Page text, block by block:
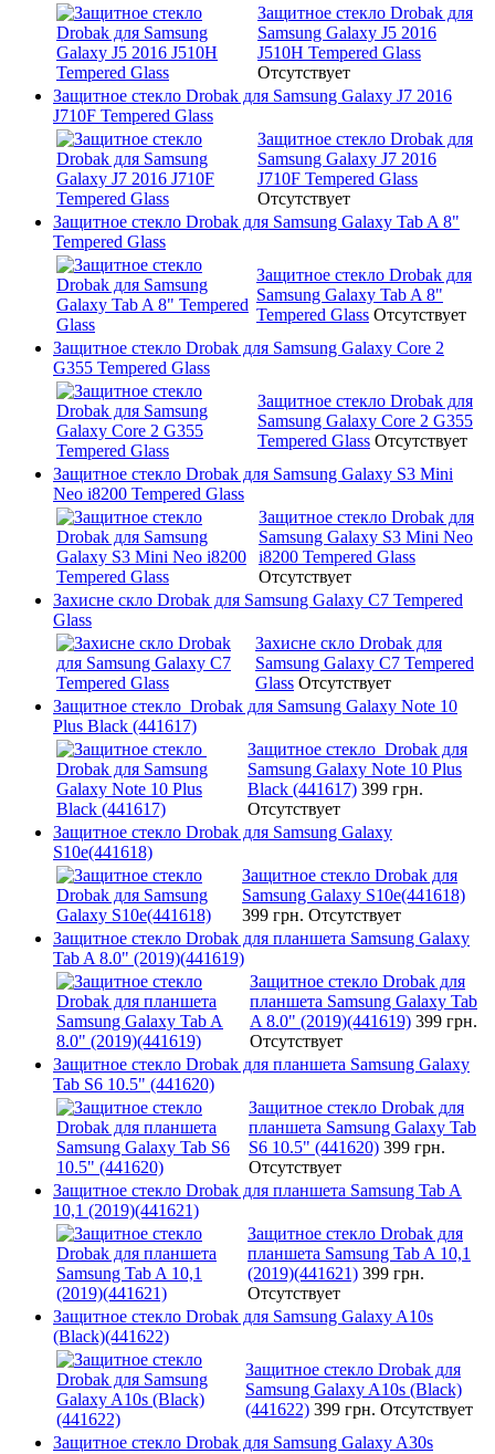
Защитное стекло Drobak для
Samsung Galaxy J5 2016
J510H Tempered Glass
Отсутствует
Защитное стекло Drobak для Samsung Galaxy J7 2016
J710F Tempered Glass
Защитное стекло Drobak для
Samsung Galaxy J7 2016
J710F Tempered Glass
Отсутствует
Защитное стекло Drobak для Samsung Galaxy Tab A 8"
Tempered Glass
Защитное стекло Drobak для
Samsung Galaxy Tab A 8"
Tempered Glass Отсутствует
Защитное стекло Drobak для Samsung Galaxy Core 2
G355 Tempered Glass
Защитное стекло Drobak для
Samsung Galaxy Core 2 G355
Tempered Glass Отсутствует
Защитное стекло Drobak для Samsung Galaxy S3 Mini
Neo i8200 Tempered Glass
Защитное стекло Drobak для
Samsung Galaxy S3 Mini Neo
i8200 Tempered Glass
Отсутствует
Захисне скло Drobak для Samsung Galaxy C7 Tempered
Glass
Захисне скло Drobak для
Samsung Galaxy C7 Tempered
Glass Отсутствует
Защитное стекло Drobak для Samsung Galaxy Note 10
Plus Black (441617)
Защитное стекло Drobak для
Samsung Galaxy Note 10 Plus
Black (441617) 399 грн.
Отсутствует
Защитное стекло Drobak для Samsung Galaxy
S10e(441618)
Защитное стекло Drobak для
Samsung Galaxy S10e(441618)
399 грн. Отсутствует
Защитное стекло Drobak для планшета Samsung Galaxy
Tab A 8.0" (2019)(441619)
Защитное стекло Drobak для
планшета Samsung Galaxy Tab
A 8.0" (2019)(441619) 399 грн.
Отсутствует
Защитное стекло Drobak для планшета Samsung Galaxy
Tab S6 10.5" (441620)
Защитное стекло Drobak для
планшета Samsung Galaxy Tab
S6 10.5" (441620) 399 грн.
Отсутствует
Защитное стекло Drobak для планшета Samsung Tab A
10,1 (2019)(441621)
Защитное стекло Drobak для
планшета Samsung Tab A 10,1
(2019)(441621) 399 грн.
Отсутствует
Защитное стекло Drobak для Samsung Galaxy A10s
(Black)(441622)
Защитное стекло Drobak для
Samsung Galaxy A10s (Black)
(441622) 399 грн. Отсутствует
Защитное стекло Drobak для Samsung Galaxy A30s